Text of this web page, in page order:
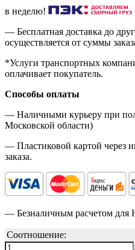
в неделю!
— Бесплатная доставка до
осуществляется от суммы
*Услуги транспортных
оплачивает покупатель.
Способы оплаты
— Наличными курьеру при
Московской области)
— Пластиковой картой через
заказа.
— Безналичным расчетом для
Соотношение:
: